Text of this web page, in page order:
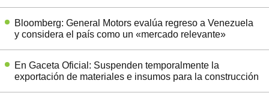
Bloomberg: General Motors evalúa regreso a Venezuela
y considera el país como un «mercado relevante»
En Gaceta Oficial: Suspenden temporalmente la
exportación de materiales e insumos para la construcción